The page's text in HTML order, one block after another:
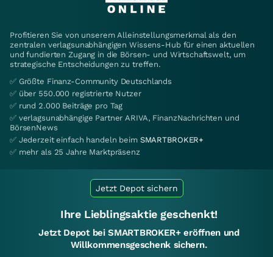
Profitieren Sie von unserem Alleinstellungsmerkmal als den
zentralen verlagsunabhängigen Wissens-Hub für einen aktuellen
und fundierten Zugang in die Börsen- und Wirtschaftswelt, um
strategische Entscheidungen zu treffen.
✅ Größte Finanz-Community Deutschlands
✅ über 550.000 registrierte Nutzer
✅ rund 2.000 Beiträge pro Tag
✅ verlagsunabhängige Partner ARIVA, FinanzNachrichten und
BörsenNews
✅ Jederzeit einfach handeln beim SMARTBROKER+
✅ mehr als 25 Jahre Marktpräsenz
Jetzt Depot sichern
Ihre Lieblingsaktie geschenkt!
Jetzt Depot bei SMARTBROKER+ eröffnen und
Willkommensgeschenk sichern.